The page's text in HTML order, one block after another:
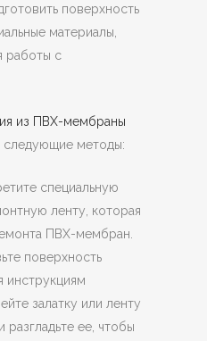
поверхность
материалы,
работы с
из ПВХ-мембраны
следующие методы:
специальную
ленту, которая
ПВХ-мембран.
поверхность
инструкциям
залатку или ленту
ее, чтобы